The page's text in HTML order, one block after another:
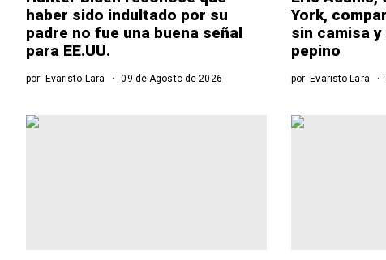
haber sido indultado por su
padre no fue una buena señal
para EE.UU.
por Evaristo Lara 09 de Agosto de 2026
York,
sin camisa
pepino
porEvaristo Lara